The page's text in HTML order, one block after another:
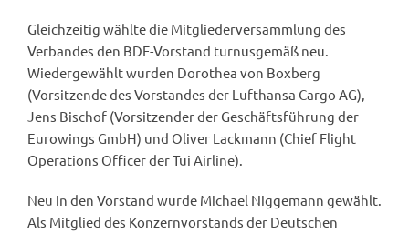
Gleichzeitig wählte die Mitgliederversammlung des
Verbandes den BDF-Vorstand turnusgemäß neu.
Wiedergewählt wurden Dorothea von Boxberg
(Vorsitzende des Vorstandes der Lufthansa Cargo AG),
Jens Bischof (Vorsitzender der Geschäftsführung der
Eurowings GmbH) und Oliver Lackmann (Chief Flight
Operations Officer der Tui Airline).
Neu in den Vorstand wurde Michael Niggemann gewählt.
Als Mitglied des Konzernvorstands der Deutschen